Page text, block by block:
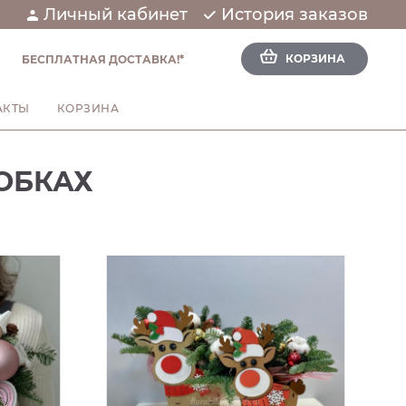
Личный кабинет История заказов
БЕСПЛАТНАЯ ДОСТАВКА!* КОРЗИНА
КОРЗИНА